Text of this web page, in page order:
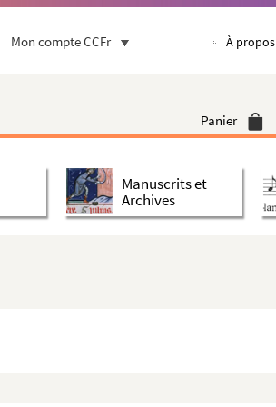
Mon compte CCFr À propos
Panier
Manuscrits et
Archives